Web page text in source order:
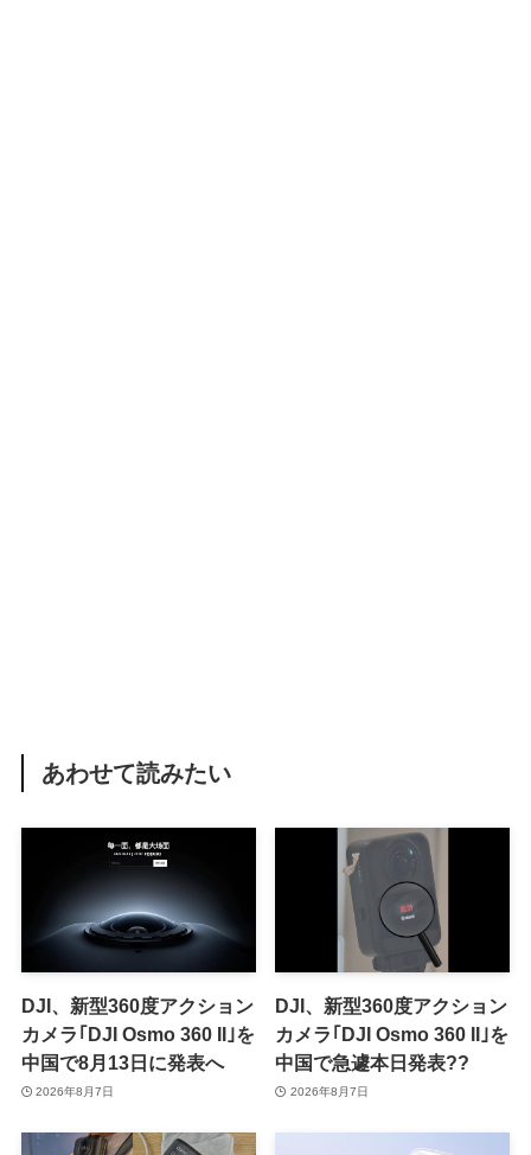
あわせて読みたい
DJI、新型360度アクション
カメラ｢DJI Osmo 360 II｣を
中国で8月13日に発表へ
2026年8月7日
DJI、新型360度アクション
カメラ｢DJI Osmo 360 II｣を
中国で急遽本日発表??
2026年8月7日